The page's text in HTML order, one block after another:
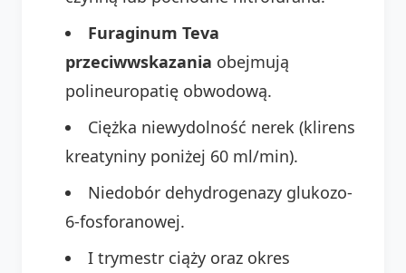
Furaginum Teva
przeciwwskazania obejmują
polineuropatię obwodową.
Ciężka niewydolność nerek (klirens
kreatyniny poniżej 60 ml/min).
Niedobór dehydrogenazy glukozo-
6-fosforanowej.
I trymestr ciąży oraz okres